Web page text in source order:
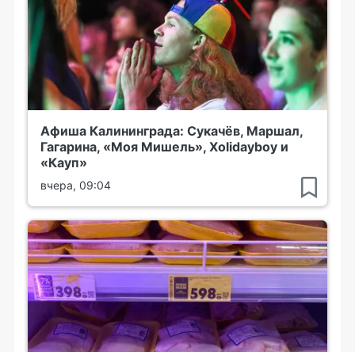
Афиша Калининграда: Сукачёв, Маршал,
Гагарина, «Моя Мишель», Xolidayboy и
«Кауп»
вчера, 09:04